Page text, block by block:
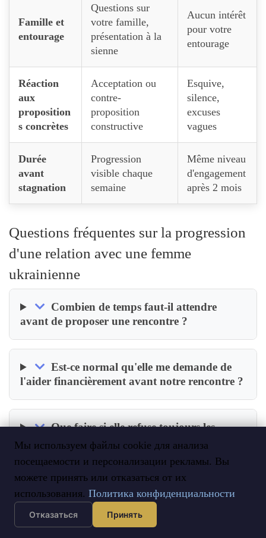
Мы используем файлы cookie для анализа
посещаемости и персонализации рекламы. Вы
можете принять или отказаться от их
использования. Политика конфиденциальности
Отказаться Принять
Famille et
entourage
Questions sur
votre famille,
présentation à la
sienne
Aucun intérêt
pour votre
entourage
Réaction
aux
proposition
s concrètes
Acceptation ou
contre-
proposition
constructive
Esquive,
silence,
excuses
vagues
Durée
avant
stagnation
Progression
visible chaque
semaine
Même niveau
d'engagement
après 2 mois
Questions fréquentes sur la progression
d'une relation avec une femme
ukrainienne
Combien de temps faut-il attendre
avant de proposer une rencontre ?
Est-ce normal qu'elle me demande de
l'aider financièrement avant notre rencontre ?
Que faire si elle refuse toujours les
appels vidéo ?
Doit-on parler mariage dès les
premières semaines ?